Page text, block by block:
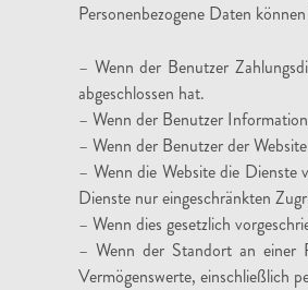
Personenbezogene Daten
– Wenn der Benutzer
abgeschlossen hat.
– Wenn der Benutzer
– Wenn der Benutzer der
– Wenn die Website die Dienste
Dienste nur eingeschränkten
– Wenn dies gesetzlich
– Wenn der Standort an einer
Vermögenswerte, einschließlich